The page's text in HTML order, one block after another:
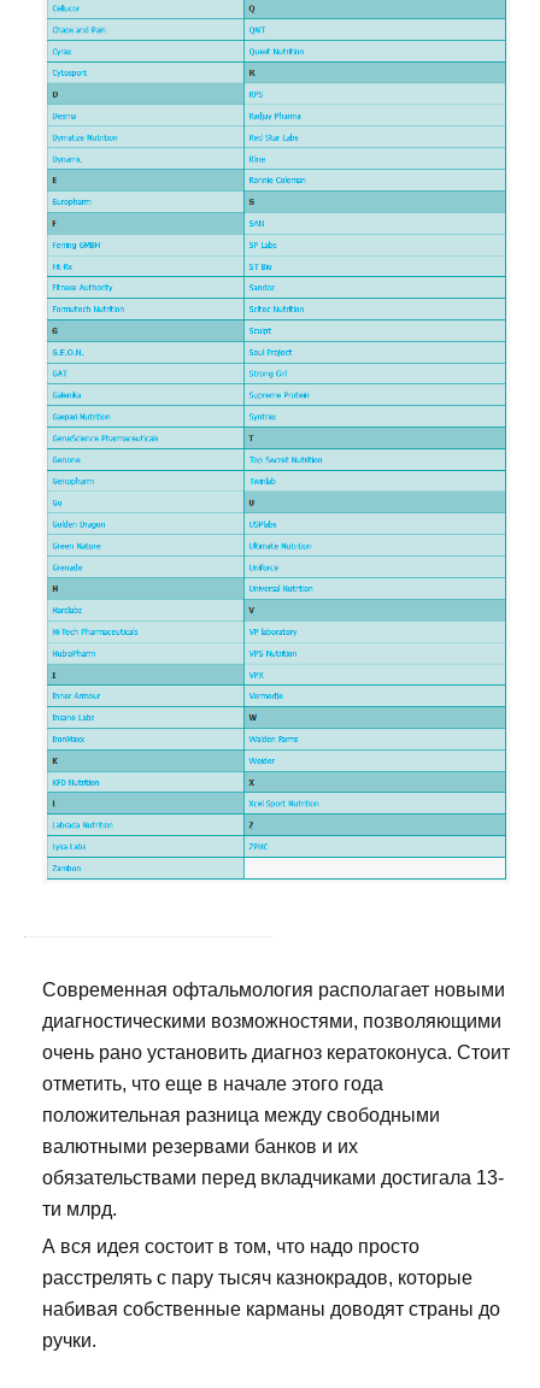
Современная офтальмология располагает новыми
диагностическими возможностями, позволяющими
очень рано установить диагноз кератоконуса. Стоит
отметить, что еще в начале этого года
положительная разница между свободными
валютными резервами банков и их
обязательствами перед вкладчиками достигала 13-
ти млрд.
А вся идея состоит в том, что надо просто
расстрелять с пару тысяч казнокрадов, которые
набивая собственные карманы доводят страны до
ручки.